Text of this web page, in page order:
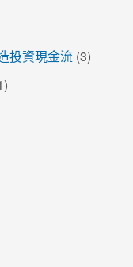
投資現金流 (3)